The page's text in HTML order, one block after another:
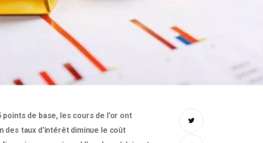
de base, les cours de l’or ont
taux d’intérêt diminue le coût